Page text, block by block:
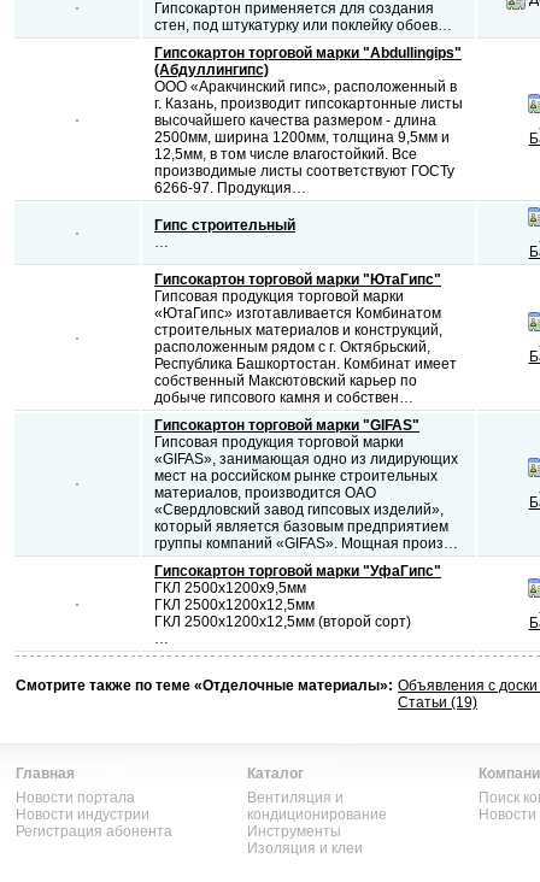
Гипсокартон применяется для создания
стен, под штукатурку или поклейку обоев…
Гипсокартон торговой марки "Abdullingips"
(Абдуллингипс)
ООО «Аракчинский гипс», расположенный в
г. Казань, производит гипсокартонные листы
высочайшего качества размером - длина
2500мм, ширина 1200мм, толщина 9,5мм и
12,5мм, в том числе влагостойкий. Все
производимые листы соответствуют ГОСТу
6266-97. Продукция…
Гипс строительный
…
Гипсокартон торговой марки "ЮтаГипс"
Гипсовая продукция торговой марки
«ЮтаГипс» изготавливается Комбинатом
строительных материалов и конструкций,
расположенным рядом с г. Октябрьский,
Республика Башкортостан. Комбинат имеет
собственный Максютовский карьер по
добыче гипсового камня и собствен…
Гипсокартон торговой марки "GIFAS"
Гипсовая продукция торговой марки
«GIFAS», занимающая одно из лидирующих
мест на российском рынке строительных
материалов, производится ОАО
«Свердловский завод гипсовых изделий»,
который является базовым предприятием
группы компаний «GIFAS». Мощная произ…
Гипсокартон торговой марки "УфаГипс"
ГКЛ 2500х1200х9,5мм
ГКЛ 2500х1200х12,5мм
ГКЛ 2500х1200х12,5мм (второй сорт)
…
Смотрите также по теме «Отделочные материалы»: Объявления с
Статьи (19)
Главная
Новости портала
Новости индустрии
Регистрация абонента
Каталог
Вентиляция и
кондиционирование
Инструменты
Изоляция и клеи
Поиск